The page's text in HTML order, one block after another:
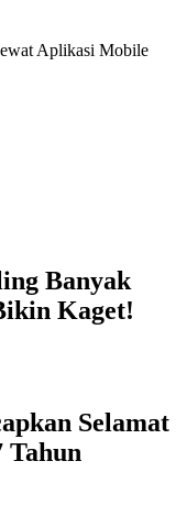
Banyak
Kaget!
Selamat
Tahun